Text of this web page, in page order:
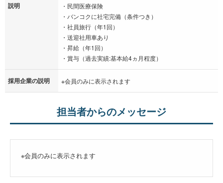
説明
・民間医療保険
・バンコクに社宅完備（条件つき）
・社員旅行（年1回）
・送迎社用車あり
・昇給（年1回）
・賞与（過去実績:基本給4ヵ月程度）
採用企業の説明 ※会員のみに表示されます
担当者からのメッセージ
※会員のみに表示されます